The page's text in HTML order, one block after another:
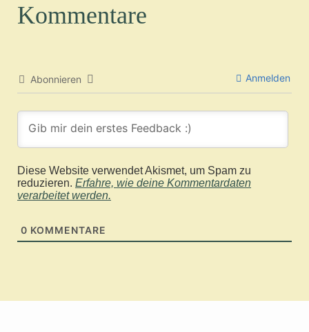
Kommentare
Abonnieren Anmelden
Diese Website verwendet Akismet, um Spam zu
reduzieren. Erfahre, wie deine Kommentardaten
verarbeitet werden.
0 KOMMENTARE